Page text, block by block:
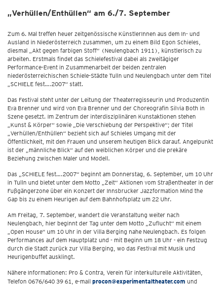
„Verhüllen/Enthüllen“ am 6./7. September
Zum 6. Mal treffen heuer zeitgenössische KünstlerInnen aus dem In- und
Ausland in Niederösterreich zusammen, um zu einem Bild Egon Schieles,
diesmal „Akt gegen farbigen Stoff“ (Neulengbach 1911), künstlerisch zu
arbeiten. Erstmals findet das Schielefestival dabei als zweitägiger
Performance-Event in Zusammenarbeit der beiden zentralen
niederösterreichischen Schiele-Städte Tulln und Neulengbach unter dem Titel
„SCHIELE fest….2007“ statt.
Das Festival steht unter der Leitung der Theaterregisseurin und Produzentin
Eva Brenner und wird von Eva Brenner und der Choreografin Silvia Both in
Szene gesetzt. Im Zentrum der interdisziplinären Kunstaktionen stehen
„Kunst & Körper“ sowie „Die Verschiebung der Perspektive“; der Titel
„Verhüllen/Enthüllen“ bezieht sich auf Schieles Umgang mit der
Öffentlichkeit, mit den Frauen und unserem heutigen Blick darauf. Angelpunkt
ist der „männliche Blick“ auf den weiblichen Körper und die prekäre
Beziehung zwischen Maler und Modell.
Das „SCHIELE fest….2007“ beginnt am Donnerstag, 6. September, um 10 Uhr
in Tulln und bietet unter dem Motto „Zeit“ Aktionen vom Straßentheater in der
Fußgängerzone über ein Konzert der Innsbrucker Jazzformation Mind the
Gap bis zu einem Heurigen auf dem Bahnhofsplatz um 22 Uhr.
Am Freitag, 7. September, wandert die Veranstaltung weiter nach
Neulengbach, hier beginnt der Tag unter dem Motto „Zuflucht“ mit einem
„Open House“ um 10 Uhr in der Villa Berging nahe Neulengbach. Es folgen
Performances auf dem Hauptplatz und - mit Beginn um 18 Uhr - ein Festzug
durch die Stadt zurück zur Villa Berging, wo das Festival mit Musik und
Heurigenbuffet ausklingt.
Nähere Informationen: Pro & Contra, Verein für interkulturelle Aktivitäten,
Telefon 0676/640 39 61, e-mail procon@experimentaltheater.com und